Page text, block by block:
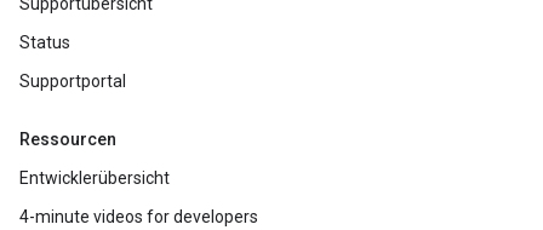
Status
Supportportal
Ressourcen
Entwicklerübersicht
4-minute videos for developers